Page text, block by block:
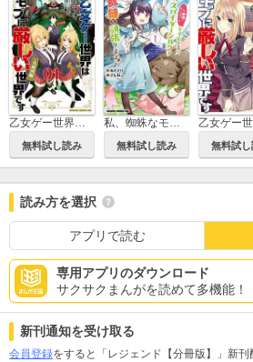
乙女ゲー世界はモブに厳しい世界です【共和国編】
無料試し読み
私、蜘蛛なモンスターをテイムしたので、スパイダーシルクで裁縫を頑張ります！
無料試し読み 無料試
読み方を選択
アプリで読む
専用アプリのダウンロード
サクサクまんがを読めて多機能！
新刊通知を受け取る
会員登録をすると「レジェンド【分冊版】」新